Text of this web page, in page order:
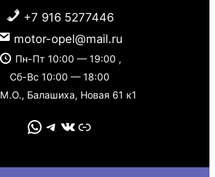
+7 916 5277446
motor-opel@mail.ru
Пн-Пт 10:00 — 19:00 ,
Сб-Вс 10:00 — 18:00
М.О., Балашиха, Новая 61 к1
WhatsApp Telegram VK Link